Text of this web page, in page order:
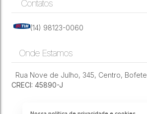
Contatos
(14) 98123-0060
Onde Estamos
Rua Nove de Julho, 345, Centro, Bofete
CRECI: 45890-J